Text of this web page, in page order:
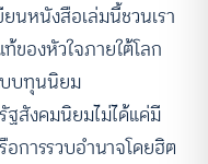
นหนังสือเล่มนี้ชวนเรา
ของหัวใจภายใต้โลก
บทุนนิยม
ฐสังคมนิยมไม่ได้แค่มี
การรวบอำนาจโดยฮิต